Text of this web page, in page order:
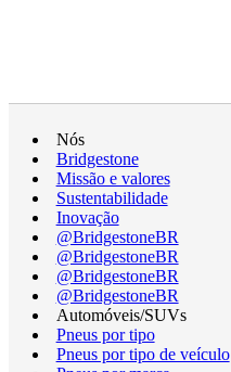
Nós
Bridgestone
Missão e valores
Sustentabilidade
Inovação
@BridgestoneBR
@BridgestoneBR
@BridgestoneBR
@BridgestoneBR
Automóveis/SUVs
Pneus por tipo
Pneus por tipo de veículo